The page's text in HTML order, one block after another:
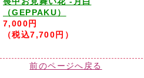
（GEPPAKU）
7,000円
（税込7,700円）
前のページへ戻る